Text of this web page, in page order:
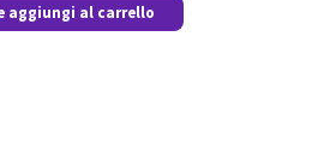
aggiungi al carrello